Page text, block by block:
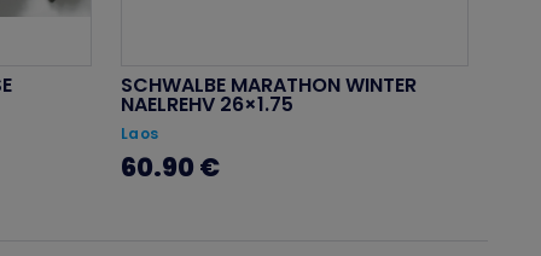
SCHWALBE MARATHON WINTER
NAELREHV 26×1.75
Laos
60.90 €